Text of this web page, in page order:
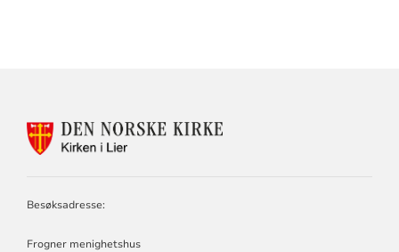
KONTAKTINFORMASJON
Besøksadresse:
Frogner menighetshus